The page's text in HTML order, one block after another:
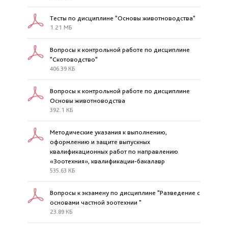
Тесты по дисциплине "Основы животноводства"
1.21 МБ
Вопросы к контрольной работе по дисциплине
"Скотоводство"
406.39 КБ
Вопросы к контрольной работе по дисциплине
Основы животноводства
392.1 КБ
Методические указания к выполнению,
оформлению и защите выпускных
квалификационных работ по направлению
«Зоотехния», квалификации-бакалавр
535.63 КБ
Вопросы к экзамену по дисциплине "Разведение с
основами частной зоотехнии "
23.89 КБ